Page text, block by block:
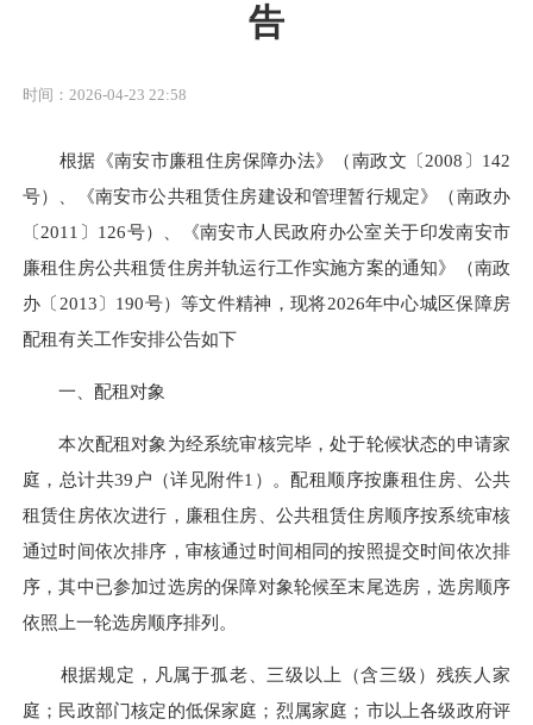
告
时间：2026-04-23 22:58
根据《南安市廉租住房保障办法》（南政文〔2008〕142
号）、《南安市公共租赁住房建设和管理暂行规定》（南政办
〔2011〕126号）、《南安市人民政府办公室关于印发南安市
廉租住房公共租赁住房并轨运行工作实施方案的通知》（南政
办〔2013〕190号）等文件精神，现将2026年中心城区保障房
配租有关工作安排公告如下
一、配租对象
本次配租对象为经系统审核完毕，处于轮候状态的申请家
庭，总计共39户（详见附件1）。配租顺序按廉租住房、公共
租赁住房依次进行，廉租住房、公共租赁住房顺序按系统审核
通过时间依次排序，审核通过时间相同的按照提交时间依次排
序，其中已参加过选房的保障对象轮候至末尾选房，选房顺序
依照上一轮选房顺序排列。
根据规定，凡属于孤老、三级以上（含三级）残疾人家
庭；民政部门核定的低保家庭；烈属家庭；市以上各级政府评